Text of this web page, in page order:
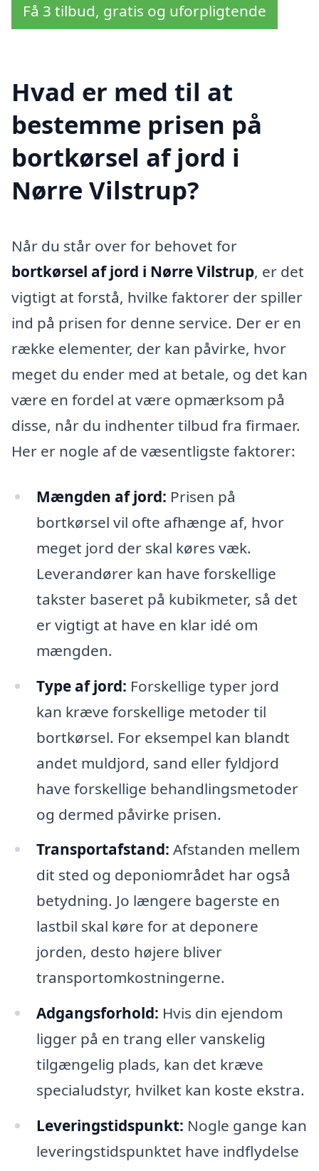
Få 3 tilbud, gratis og uforpligtende
Hvad er med til at
bestemme prisen på
bortkørsel af jord i
Nørre Vilstrup?
Når du står over for behovet for
bortkørsel af jord i Nørre Vilstrup, er det
vigtigt at forstå, hvilke faktorer der spiller
ind på prisen for denne service. Der er en
række elementer, der kan påvirke, hvor
meget du ender med at betale, og det kan
være en fordel at være opmærksom på
disse, når du indhenter tilbud fra firmaer.
Her er nogle af de væsentligste faktorer:
Mængden af jord: Prisen på
bortkørsel vil ofte afhænge af, hvor
meget jord der skal køres væk.
Leverandører kan have forskellige
takster baseret på kubikmeter, så det
er vigtigt at have en klar idé om
mængden.
Type af jord: Forskellige typer jord
kan kræve forskellige metoder til
bortkørsel. For eksempel kan blandt
andet muldjord, sand eller fyldjord
have forskellige behandlingsmetoder
og dermed påvirke prisen.
Transportafstand: Afstanden mellem
dit sted og deponiområdet har også
betydning. Jo længere bagerste en
lastbil skal køre for at deponere
jorden, desto højere bliver
transportomkostningerne.
Adgangsforhold: Hvis din ejendom
ligger på en trang eller vanskelig
tilgængelig plads, kan det kræve
specialudstyr, hvilket kan koste ekstra.
Leveringstidspunkt: Nogle gange kan
leveringstidspunktet have indflydelse